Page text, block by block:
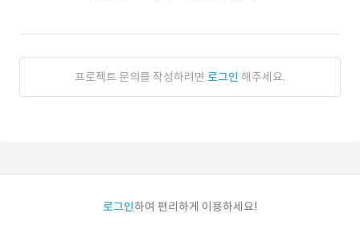
프로젝트 문의를 작성하려면 로그인 해주세요.
로그인하여 편리하게 이용하세요!